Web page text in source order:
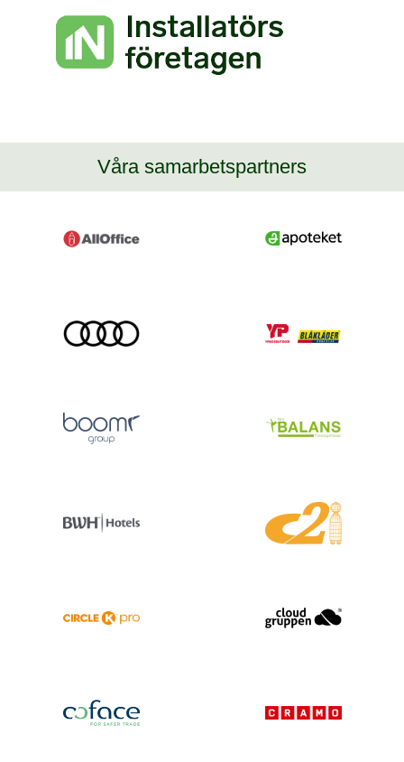
Våra samarbetspartners